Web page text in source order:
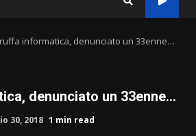
informatica, denunciato un 33enne…
denunciato un 33enne…
30, 2018 1 min read